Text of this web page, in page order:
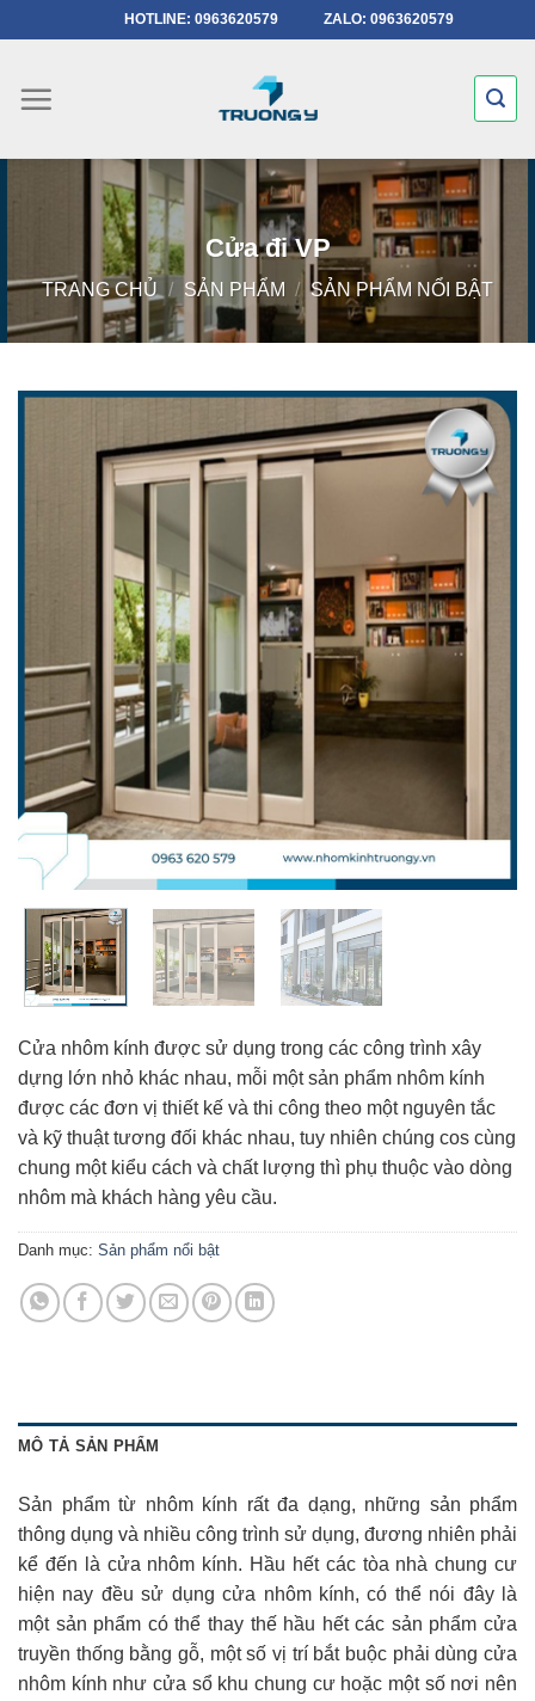
đến
dung
HOTLINE: 0963620579 ZALO: 0963620579
Cửa đi VP
TRANG CHỦ / SẢN PHẨM / SẢN PHẨM NỔI BẬT
Cửa nhôm kính được sử dụng trong các công trình xây
dựng lớn nhỏ khác nhau, mỗi một sản phẩm nhôm kính
được các đơn vị thiết kế và thi công theo một nguyên tắc
và kỹ thuật tương đối khác nhau, tuy nhiên chúng cos cùng
chung một kiểu cách và chất lượng thì phụ thuộc vào dòng
nhôm mà khách hàng yêu cầu.
Danh mục: Sản phẩm nổi bật
MÔ TẢ SẢN PHẨM
Sản phẩm từ nhôm kính rất đa dạng, những sản phẩm
thông dụng và nhiều công trình sử dụng, đương nhiên phải
kể đến là cửa nhôm kính. Hầu hết các tòa nhà chung cư
hiện nay đều sử dụng cửa nhôm kính, có thể nói đây là
một sản phẩm có thể thay thế hầu hết các sản phẩm cửa
truyền thống bằng gỗ, một số vị trí bắt buộc phải dùng cửa
nhôm kính như cửa sổ khu chung cư hoặc một số nơi nên